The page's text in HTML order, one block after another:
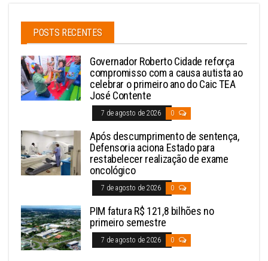
POSTS RECENTES
Governador Roberto Cidade reforça
compromisso com a causa autista ao
celebrar o primeiro ano do Caic TEA
José Contente
7 de agosto de 2026 0
Após descumprimento de sentença,
Defensoria aciona Estado para
restabelecer realização de exame
oncológico
7 de agosto de 2026 0
PIM fatura R$ 121,8 bilhões no
primeiro semestre
7 de agosto de 2026 0